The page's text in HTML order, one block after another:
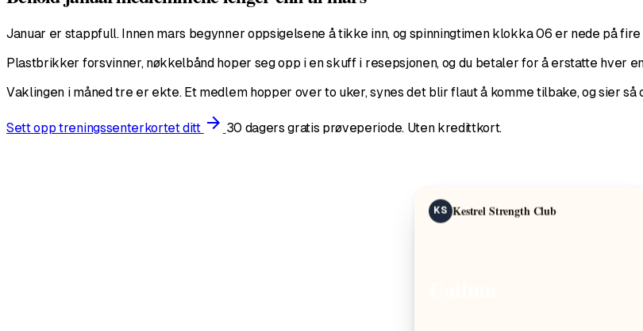
Januar er stappfull. Innen mars begynner oppsigelsene å tikke inn, og spinningtimen klokka 06 er nede på fire
Plastbrikker forsvinner, nøkkelbånd hoper seg opp i en skuff i resepsjonen, og du betaler for å erstatte hver
Vaklingen i måned tre er ekte. Et medlem hopper over to uker, synes det blir flaut å komme tilbake, og sier så
Sett opp treningssenterkortet ditt arrow_forward 30 dagers gratis prøveperiode. Uten kredittkort.
KS Kestrel Strength Club